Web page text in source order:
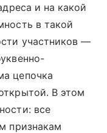
и на какой
в такой
участников —
цепочка
В этом
все
признакам